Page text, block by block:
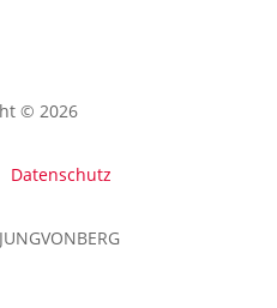
© 2026
Datenschutz